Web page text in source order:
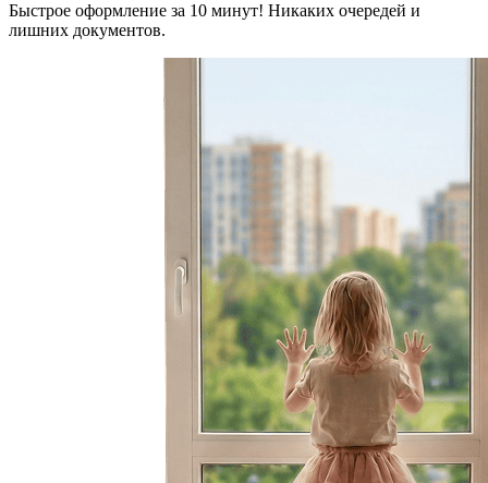
Быстрое оформление за 10 минут! Никаких очередей и
лишних документов.